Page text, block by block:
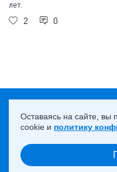
лет.
2 0
© 2013 —
Оставаясь на сайте, вы
cookie и политику